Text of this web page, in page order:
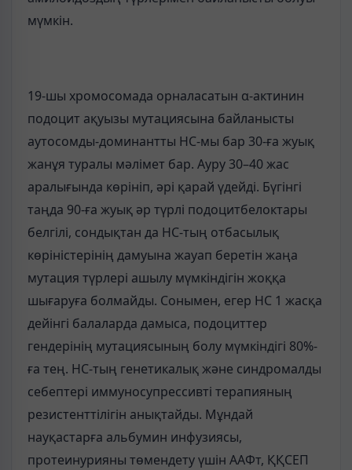
мүмкін.
19-шы хромосомада орналасатын α-актинин
подоцит ақуызы мутациясына байланысты
аутосомды-доминантты НС-мы бар 30-ға жуық
жанұя туралы мәлімет бар. Ауру 30–40 жас
аралығында көрініп, әрі қарай үдейді. Бүгінгі
таңда 90-ға жуық әр түрлі подоцитбелоктары
белгілі, сондықтан да НС-тың отбасылық
көріністерінің дамуына жауап беретін жаңа
мутация түрлері ашылу мүмкіндігін жоққа
шығаруға болмайды. Сонымен, егер НС 1 жасқа
дейінгі балаларда дамыса, подоциттер
гендерінің мутациясының болу мүмкіндігі 80%-
ға тең. НС-тың генетикалық және синдромалды
себептері иммуносупрессивті терапияның
резистенттілігін анықтайды. Мұндай
науқастарға альбумин инфузиясы,
протеинурияны төмендету үшін ААФт, ҚҚСЕП